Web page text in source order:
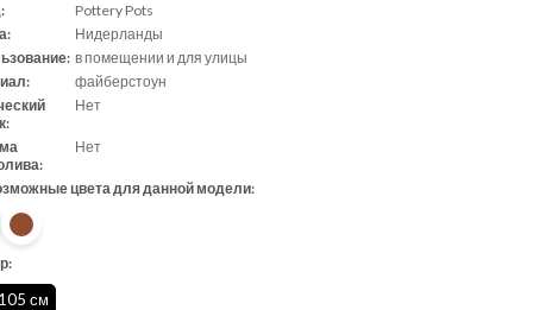
Pottery Pots
Нидерланды
в помещении и для улицы
файберстоун
Нет
Нет
цвета для данной модели:
см